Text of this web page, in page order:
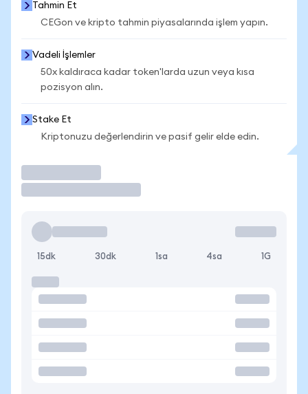
Tahmin Et
CEGon ve kripto tahmin piyasalarında işlem yapın.
Vadeli İşlemler
50x kaldıraca kadar token'larda uzun veya kısa
pozisyon alın.
Stake Et
Kriptonuzu değerlendirin ve pasif gelir elde edin.
15dk 30dk 1sa 4sa 1G